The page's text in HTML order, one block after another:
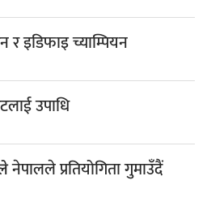
र इडिफाइ च्याम्पियन
उपाधि
नेपालले प्रतियोगिता गुमाउँदैं